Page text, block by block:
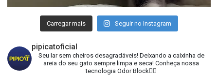
Carregar mais Seguir no Instagram
pipicatoficial
Seu lar sem cheiros desagradáveis!Deixando a caixinha de
areia do seu gato sempre limpa e seca! Conheça nossa
tecnologia Odor Block👇🏻